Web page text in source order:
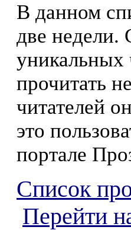
В данном
две недели.
уникальных
прочитать
читателей
это
портале
Список
Перейти